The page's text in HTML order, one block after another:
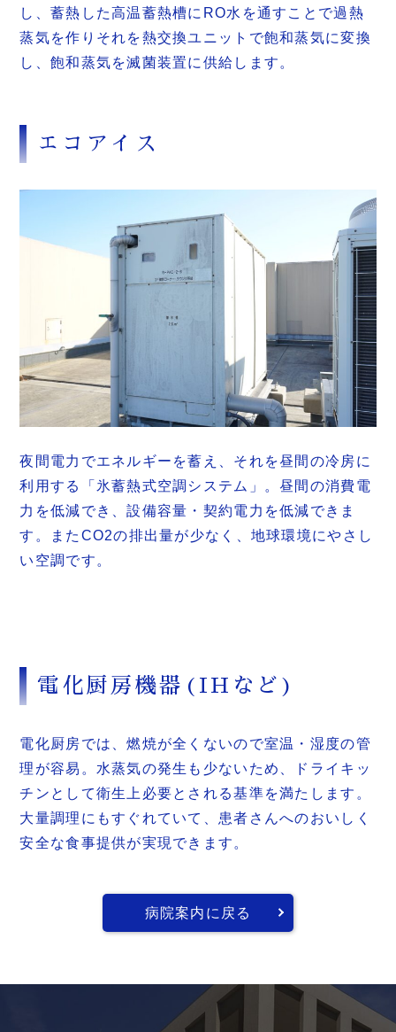
し、蓄熱した高温蓄熱槽にRO水を通すことで過熱
蒸気を作りそれを熱交換ユニットで飽和蒸気に変換
し、飽和蒸気を滅菌装置に供給します。
エコアイス
夜間電力でエネルギーを蓄え、それを昼間の冷房に
利用する「氷蓄熱式空調システム」。昼間の消費電
力を低減でき、設備容量・契約電力を低減できま
す。またCO2の排出量が少なく、地球環境にやさし
い空調です。
電化厨房機器(IHなど)
電化厨房では、燃焼が全くないので室温・湿度の管
理が容易。水蒸気の発生も少ないため、ドライキッ
チンとして衛生上必要とされる基準を満たします。
大量調理にもすぐれていて、患者さんへのおいしく
安全な食事提供が実現できます。
病院案内に戻る